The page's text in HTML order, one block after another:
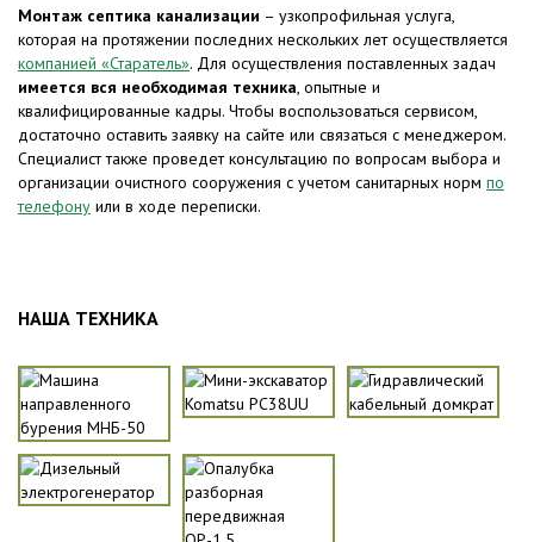
Монтаж септика канализации – узкопрофильная услуга,
которая на протяжении последних нескольких лет осуществляется
компанией «Старатель». Для осуществления поставленных задач
имеется вся необходимая техника, опытные и
квалифицированные кадры. Чтобы воспользоваться сервисом,
достаточно оставить заявку на сайте или связаться с менеджером.
Специалист также проведет консультацию по вопросам выбора и
организации очистного сооружения с учетом санитарных норм по
телефону или в ходе переписки.
НАША ТЕХНИКА